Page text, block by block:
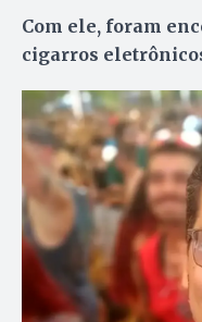
Com ele, foram
cigarros